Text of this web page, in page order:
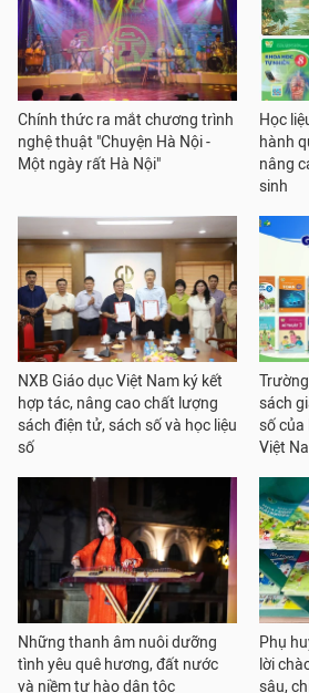
Chính thức ra mắt chương trình
nghệ thuật "Chuyện Hà Nội -
Một ngày rất Hà Nội"
Học
hành
nâng
sinh
NXB Giáo dục Việt Nam ký kết
hợp tác, nâng cao chất lượng
sách điện tử, sách số và học liệu
số
sách
số của
Việt
Những thanh âm nuôi dưỡng
tình yêu quê hương, đất nước
và niềm tự hào dân tộc
Phụ
lời
sâu,